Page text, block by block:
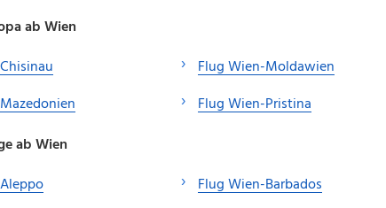
ab Wien
Flug Wien-Moldawien
Flug Wien-Pristina
ab Wien
Flug Wien-Barbados